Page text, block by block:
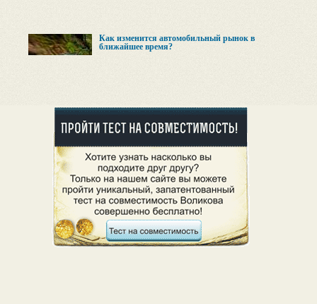
Как изменится автомобильный рынок в
ближайшее время?